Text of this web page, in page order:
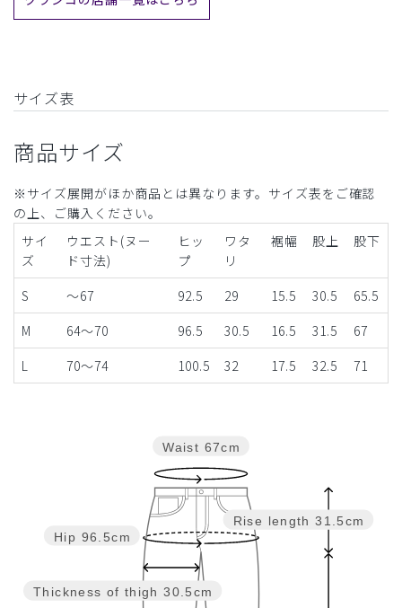
サイズ表
商品サイズ
※サイズ展開がほか商品とは異なります。サイズ表をご確認
の上、ご購入ください。
サイ
ズ
ウエスト(ヌー
ド寸法)
ヒッ
プ
ワタ
リ
裾幅 股上 股下
S ～67 92.5 29 15.5 30.5
65.5
M
64～70 96.5 30.5 16.5 31.5
67
L
70～74 100.5 32 17.5 32.5 71
Rise length 31.5cm
Thickness of thigh 30.5cm
Hip 96.5cm
Waist 67cm